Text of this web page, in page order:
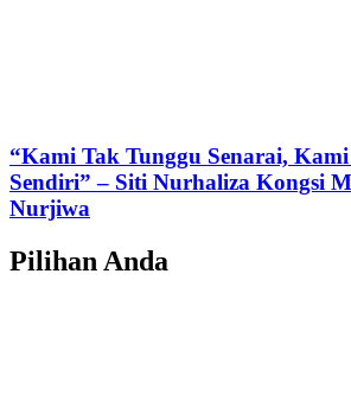
“Kami Tak Tunggu Senarai,
Sendiri” – Siti Nurhaliza Kongsi
Nurjiwa
Pilihan Anda